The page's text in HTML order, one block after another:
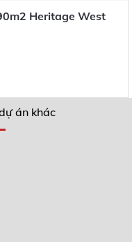
Heritage West
án khác